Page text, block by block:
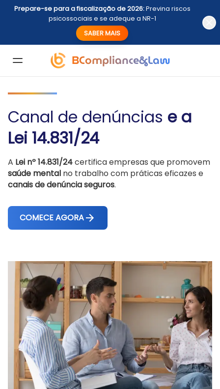
Prepare-se para a fiscalização de 2026:Previna riscos
psicossociais e se adeque a NR-1
SABER MAIS
BCompliance&Law
Canal de denúncias e a
Lei 14.831/24
A Lei nº 14.831/24certifica empresas que promovem
saúde mental no trabalho com práticas eficazes e
canais de denúncia seguros.
COMECE AGORA